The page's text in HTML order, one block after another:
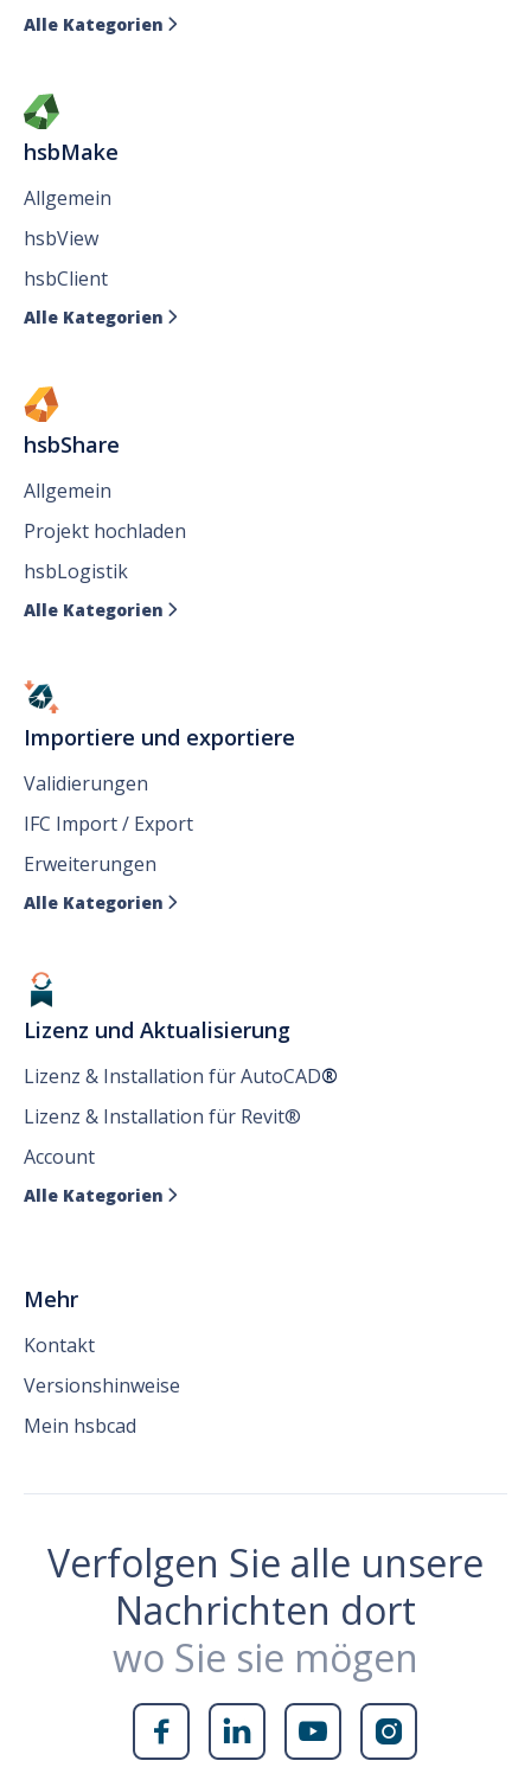
Alle Kategorien 
hsbMake
Allgemein
hsbView
hsbClient
Alle Kategorien 
hsbShare
Allgemein
Projekt hochladen
hsbLogistik
Alle Kategorien 
Importiere und exportiere
Validierungen
IFC Import / Export
Erweiterungen
Alle Kategorien 
Lizenz und Aktualisierung
Lizenz & Installation für AutoCAD®
Lizenz & Installation für Revit®
Account
Alle Kategorien 
Mehr
Kontakt
Versionshinweise
Mein hsbcad
Verfolgen Sie alle unsere
Nachrichten dort
wo Sie sie mögen
   